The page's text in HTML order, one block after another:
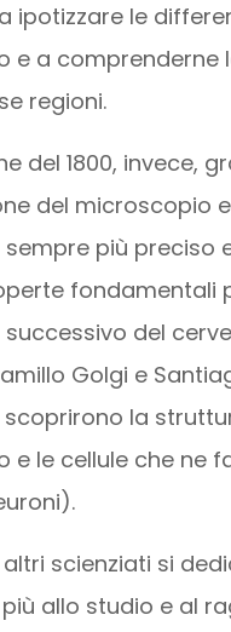
ipotizzare le
e a comprenderne
regioni.
del 1800, invece,
del microscopio
più preciso
fondamentali
del
Golgi e
scoprirono la
e le cellule che ne
scienziati si
allo studio e al